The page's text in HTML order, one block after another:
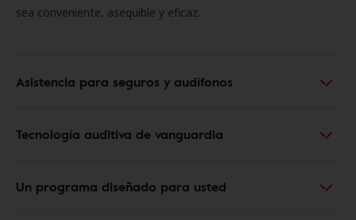
sea conveniente, asequible y eficaz.
Asistencia para seguros y audífonos
Tecnología auditiva de vanguardia
Un programa diseñado para usted